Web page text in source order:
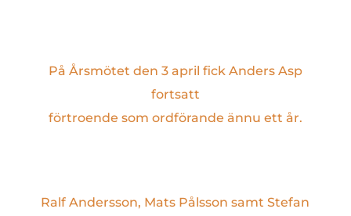
På Årsmötet den 3 april fick Anders Asp
fortsatt
förtroende som ordförande ännu ett år.
Ralf Andersson, Mats Pålsson samt Stefan